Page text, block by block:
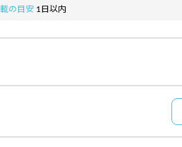
の目安 1日以内